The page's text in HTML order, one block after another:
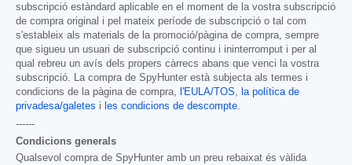
subscripció estàndard aplicable en el moment de la vostra subscripció
de compra original i pel mateix període de subscripció o tal com
s'estableix als materials de la promoció/pàgina de compra, sempre
que sigueu un usuari de subscripció continu i ininterromput i per al
qual rebreu un avís dels propers càrrecs abans que venci la vostra
subscripció. La compra de SpyHunter està subjecta als termes i
condicions de la pàgina de compra, l'EULA/TOS, la política de
privadesa/galetes i les condicions de descompte.
------
Condicions generals
Qualsevol compra de SpyHunter amb un preu rebaixat és vàlida